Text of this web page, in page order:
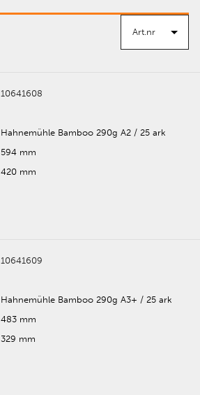
10641608
Hahnemühle Bamboo 290g A2 / 25 ark
594 mm
420 mm
10641609
Hahnemühle Bamboo 290g A3+ / 25 ark
483 mm
329 mm